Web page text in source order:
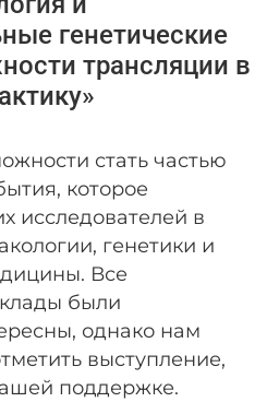
генетические
трансляции в
стать частью
которое
исследователей в
генетики и
Все
были
однако нам
выступление,
поддержке.